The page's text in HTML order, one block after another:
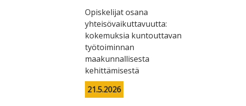
Opiskelijat osana
yhteisövaikuttavuutta:
kokemuksia kuntouttavan
työtoiminnan
maakunnallisesta
kehittämisestä
21.5.2026